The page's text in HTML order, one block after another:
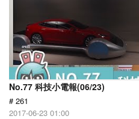
No.77 科技小電報(06/23)
# 261
2017-06-23 01:00